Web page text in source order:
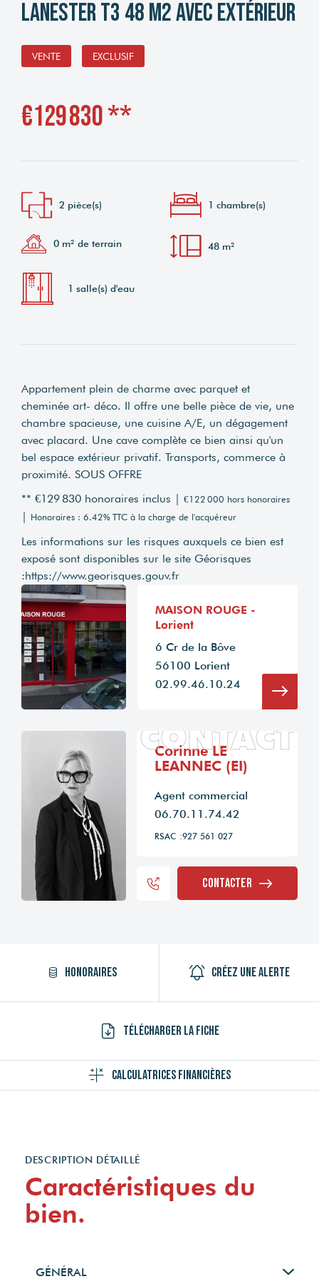
Lanester T3 48 m2 avec extérieur
VENTE EXCLUSIF
€129 830**
2 pièce(s) 1 chambre(s)
0 m² de terrain 48 m²
1 salle(s) d'eau
Appartement plein de charme avec parquet et
cheminée art- déco. Il offre une belle pièce de vie, une
chambre spacieuse, une cuisine A/E, un dégagement
avec placard. Une cave complète ce bien ainsi qu'un
bel espace extérieur privatif. Transports, commerce à
proximité. SOUS OFFRE
** €129 830 honoraires inclus | €122 000 hors honoraires
| Honoraires : 6.42% TTC à la charge de l'acquéreur
Les informations sur les risques auxquels ce bien est
exposé sont disponibles sur le site Géorisques
:https://www.georisques.gouv.fr
MAISON ROUGE -
Lorient
6 Cr de la Bôve
56100 Lorient
02.99.46.10.24
CONTACT
Corinne LE
LEANNEC (EI)
Agent commercial
06.70.11.74.42
RSAC :927 561 027
Contacter
Honoraires Créez une alerte
Télécharger la fiche
Calculatrices financières
DESCRIPTION DÉTAILLÉ
Caractéristiques du
bien.
GÉNÉRAL